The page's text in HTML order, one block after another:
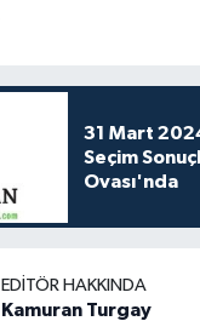
31 Mart
Seçim
Ovası'nda
EDITÖR HAKKINDA
Kamuran Turgay